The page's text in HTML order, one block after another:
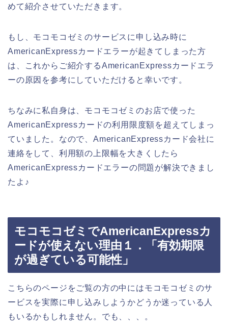
めて紹介させていただきます。
もし、モコモコゼミのサービスに申し込み時に
AmericanExpressカードエラーが起きてしまった方
は、これからご紹介するAmericanExpressカードエラ
ーの原因を参考にしていただけると幸いです。
ちなみに私自身は、モコモコゼミのお店で使った
AmericanExpressカードの利用限度額を超えてしまっ
ていました。なので、AmericanExpressカード会社に
連絡をして、利用額の上限幅を大きくしたら
AmericanExpressカードエラーの問題が解決できまし
たよ♪
モコモコゼミでAmericanExpressカ
ードが使えない理由１．「有効期限
が過ぎている可能性」
こちらのページをご覧の方の中にはモコモコゼミのサ
ービスを実際に申し込みしようかどうか迷っている人
もいるかもしれません。でも、、、。